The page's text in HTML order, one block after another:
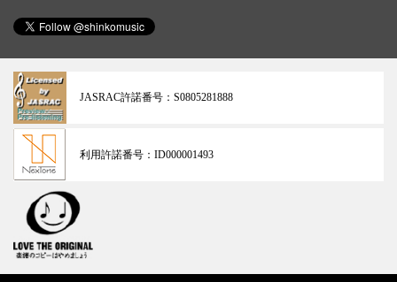
JASRAC許諾番号： S0805281888
利用許諾番号： ID000001493